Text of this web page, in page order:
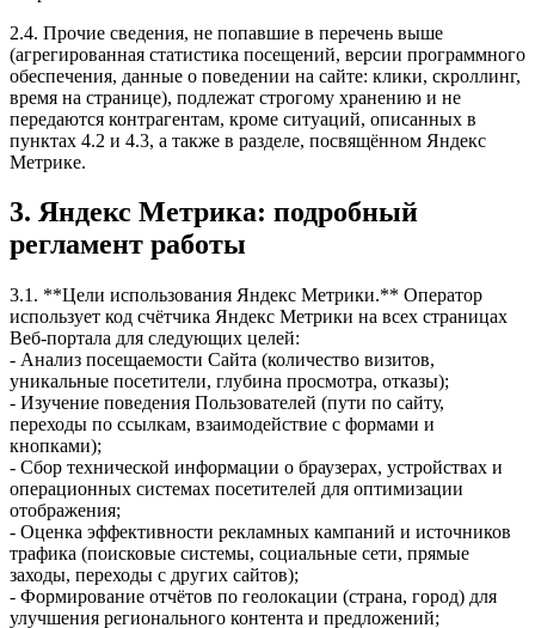
2.4. Прочие сведения, не попавшие в перечень выше
(агрегированная статистика посещений, версии программного
обеспечения, данные о поведении на сайте: клики, скроллинг,
время на странице), подлежат строгому хранению и не
передаются контрагентам, кроме ситуаций, описанных в
пунктах 4.2 и 4.3, а также в разделе, посвящённом Яндекс
Метрике.
3. Яндекс Метрика: подробный
регламент работы
3.1. **Цели использования Яндекс Метрики.** Оператор
использует код счётчика Яндекс Метрики на всех страницах
Веб-портала для следующих целей:
- Анализ посещаемости Сайта (количество визитов,
уникальные посетители, глубина просмотра, отказы);
- Изучение поведения Пользователей (пути по сайту,
переходы по ссылкам, взаимодействие с формами и
кнопками);
- Сбор технической информации о браузерах, устройствах и
операционных системах посетителей для оптимизации
отображения;
- Оценка эффективности рекламных кампаний и источников
трафика (поисковые системы, социальные сети, прямые
заходы, переходы с других сайтов);
- Формирование отчётов по геолокации (страна, город) для
улучшения регионального контента и предложений;